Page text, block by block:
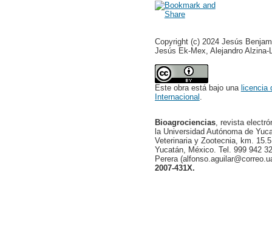
Copyright (c) 2024 Jesús
Jesús Ek-Mex, Alejandro Alzina-
Este obra está bajo una licencia
Internacional .
Bioagrociencias, revista
la Universidad Autónoma de
Veterinaria y Zootecnia, km.
Yucatán, México. Tel. 999 942
Perera
2007-431X.